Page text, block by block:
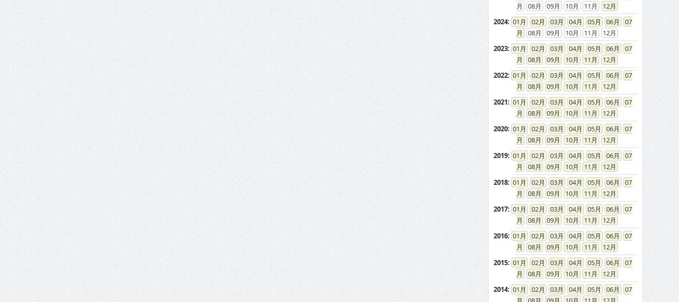
08
09 10 11
12
2024: 01 02 03 04 05 06
07
08
09 10 11
12
2023: 01 02 03 04 05 06
07
08
09 10 11
12
2022: 01 02 03 04 05 06
07
08
09 10 11
12
2021: 01 02 03 04 05 06
07
08
09 10 11
12
2020: 01 02 03 04 05 06
07
08
09 10 11
12
2019: 01 02 03 04 05 06
07
08
09 10 11
12
2018: 01 02 03 04 05 06
07
08
09 10 11
12
2017: 01 02 03 04 05 06
07
08
09 10 11
12
2016: 01 02 03 04 05 06
07
08
09 10 11
12
2015: 01 02 03 04 05 06
07
08
09 10 11
12
2014: 01 02 03 04 05 06
07